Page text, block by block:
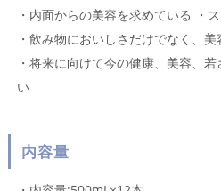
・内面からの美容を求めている ・
・飲み物においしさだけでなく、
・将来に向けて今の健康、美容、
い
内容量